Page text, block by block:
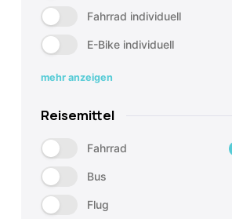
Fahrrad individuell
E-Bike individuell
mehr anzeigen
Reisemittel
Fahrrad
Bus
Flug